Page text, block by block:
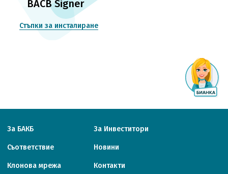
BACB Signer
Стъпки за инсталиране
За БАКБ За Инвеститори
Съответствие Новини
Клонова мрежа Контакти